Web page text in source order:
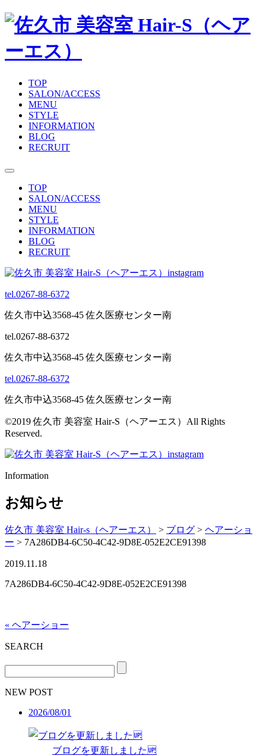
TOP
SALON/ACCESS
MENU
STYLE
INFORMATION
BLOG
RECRUIT
TOP
SALON/ACCESS
MENU
STYLE
INFORMATION
BLOG
RECRUIT
tel.0267-88-6372
佐久市中込3568-45 佐久医療センター南
tel.0267-88-6372
佐久市中込3568-45 佐久医療センター南
tel.0267-88-6372
佐久市中込3568-45 佐久医療センター南
©2019 佐久市 美容室 Hair-S（ヘアーエス）All Rights
Reserved.
Information
お知らせ
佐久市 美容室 Hair-s（ヘアーエス） > ブログ > ヘアーショ
ー > 7A286DB4-6C50-4C42-9D8E-052E2CE91398
2019.11.18
7A286DB4-6C50-4C42-9D8E-052E2CE91398
« ヘアーショー
SEARCH
NEW POST
2026/08/01
ブログを更新しました🆙